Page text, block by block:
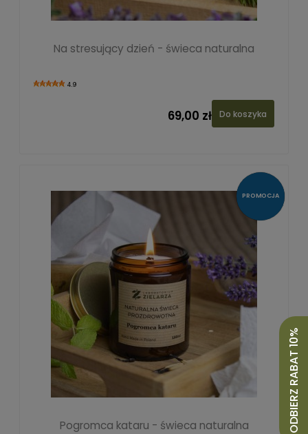
Na stresujący dzień - świeca naturalna
4.9
69,00 zł Do koszyka
Pogromca kataru - świeca naturalna
PROMOCJA
ODBIERZ RABAT 10%